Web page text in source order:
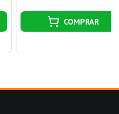
COMPRAR